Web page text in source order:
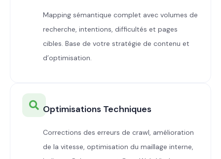
Mapping sémantique complet avec volumes de
recherche, intentions, difficultés et pages
cibles. Base de votre stratégie de contenu et
d’optimisation.
Optimisations Techniques
Corrections des erreurs de crawl, amélioration
de la vitesse, optimisation du maillage interne,